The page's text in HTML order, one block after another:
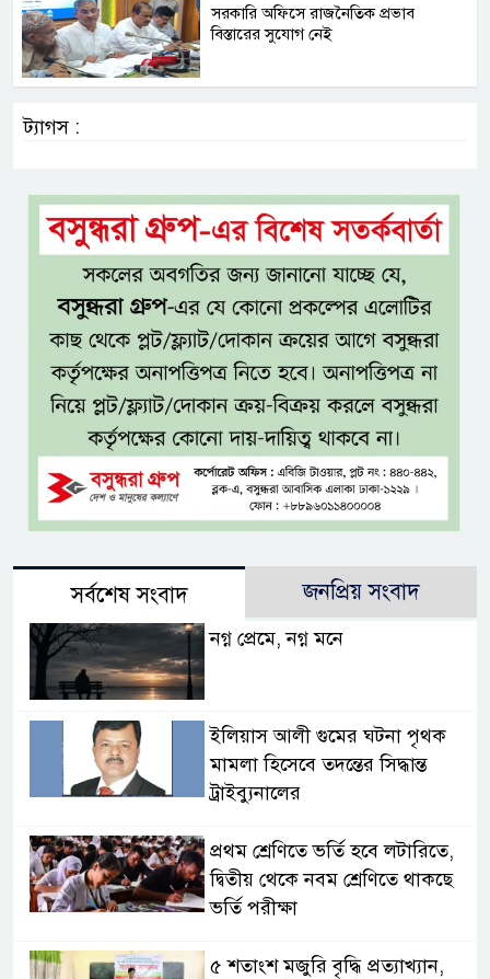
সরকারি অফিসে রাজনৈতিক প্রভাব
বিস্তারের সুযোগ নেই
ট্যাগস :
সর্বশেষ সংবাদ জনপ্রিয় সংবাদ
নগ্ন প্রেমে, নগ্ন মনে
ইলিয়াস আলী গুমের ঘটনা পৃথক
মামলা হিসেবে তদন্তের সিদ্ধান্ত
ট্রাইব্যুনালের
প্রথম শ্রেণিতে ভর্তি হবে লটারিতে,
দ্বিতীয় থেকে নবম শ্রেণিতে থাকছে
ভর্তি পরীক্ষা
৫ শতাংশ মজুরি বৃদ্ধি প্রত্যাখ্যান,